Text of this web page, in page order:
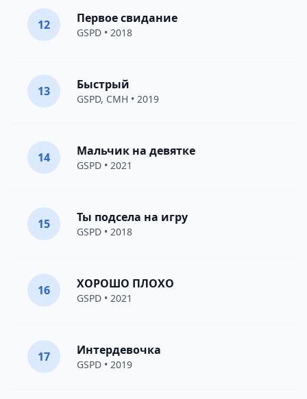
12 Первое свидание
GSPD • 2018
13 Быстрый
GSPD, CMH • 2019
14 Мальчик на девятке
GSPD • 2021
15 Ты подсела на игру
GSPD • 2018
16 ХОРОШО ПЛОХО
GSPD • 2021
17 Интердевочка
GSPD • 2019